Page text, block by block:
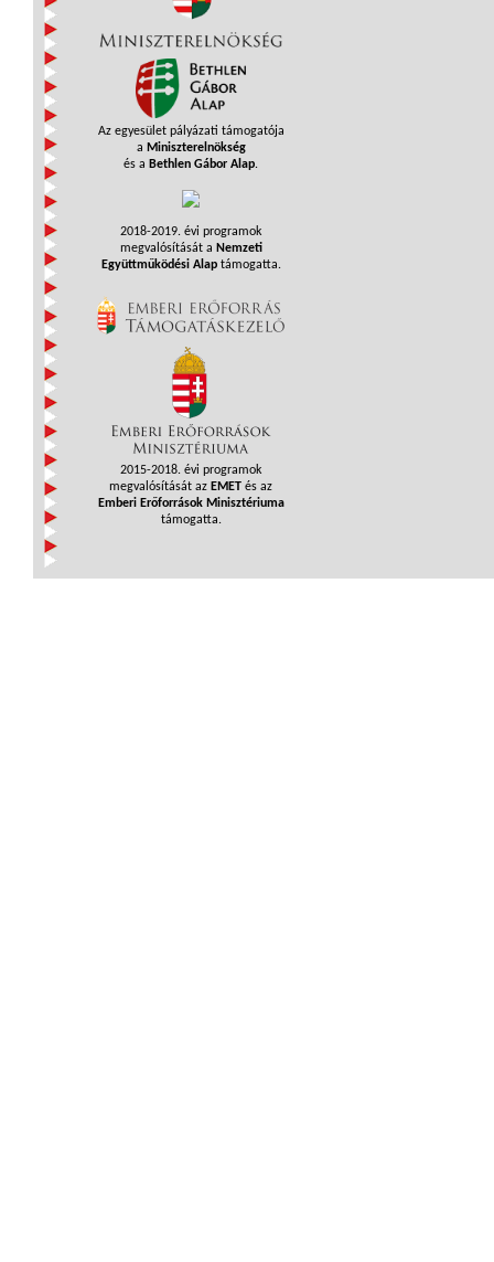
Az egyesület pályázati támogatója
a Miniszterelnökség
és a Bethlen Gábor Alap.
2018-2019. évi programok
megvalósítását a Nemzeti
Együttműködési Alaptámogatta.
2015-2018. évi programok
megvalósítását az EMET és az
Emberi Erőforrások Minisztériuma
támogatta.